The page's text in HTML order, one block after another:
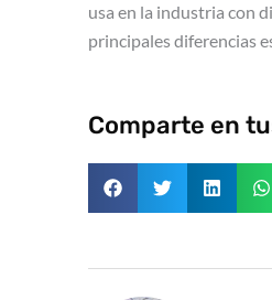
usa en la industria con
principales diferencias
Comparte en